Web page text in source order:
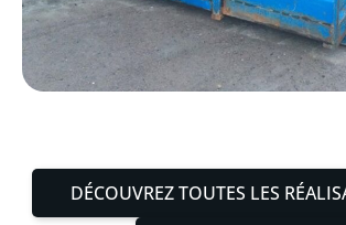
DÉCOUVREZ TOUTES LES